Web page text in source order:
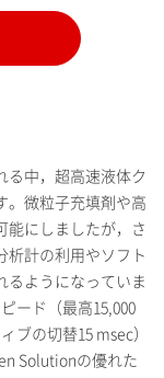
る中，超高速液体ク
。微粒子充填剤や高
能にしましたが，さ
析計の利用やソフト
るようになっていま
ード（最高15,000
ブの切替15 msec）
Solutionの優れた